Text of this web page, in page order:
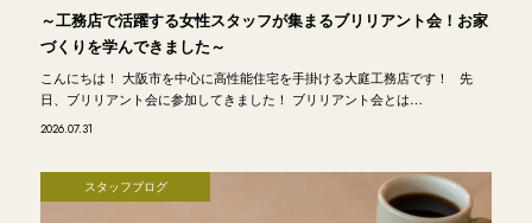
～工務店で活躍する女性スタッフが集まるブリリアント会！お家
づくりを学んできました～
こんにちは！ 大阪市を中心に高性能住宅を手掛ける大庭工務店です！ 先
日、ブリリアント会に参加してきました！ ブリリアント会とは…
2026.07.31
スタッフブログ